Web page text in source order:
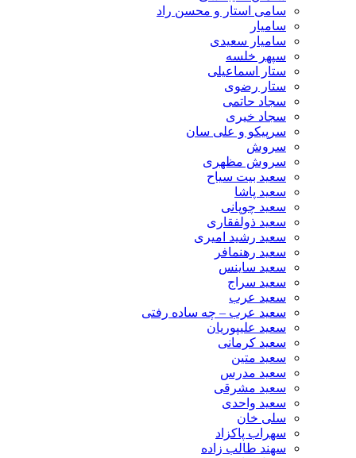
سامی استار و محسن راد
سامیار
سامیار سعیدی
سپهر خلسه
ستار اسماعیلی
ستار رضوی
سجاد حاتمی
سجاد خیری
سرپیکو و علی سان
سروش
سروش مظهری
سعید بیت سیاح
سعید پاشا
سعید چوپانی
سعید ذولفقاری
سعید رشید امیری
سعید رهنمافر
سعید ساینس
سعید سراج
سعید عرب
سعید عرب – چه ساده رفتی
سعید علیپوریان
سعید کرمانی
سعید متین
سعید مدرس
سعید مشرقی
سعید واحدی
سلی خان
سهراب پاکزاد
سهند طالب زاده